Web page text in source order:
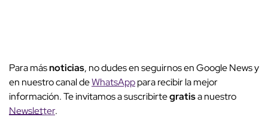
Para másnoticias, no dudes en seguirnos en Google News y
en nuestro canal deWhatsApppara recibir la mejor
información. Te invitamos a suscribirtegratisa nuestro
Newsletter.